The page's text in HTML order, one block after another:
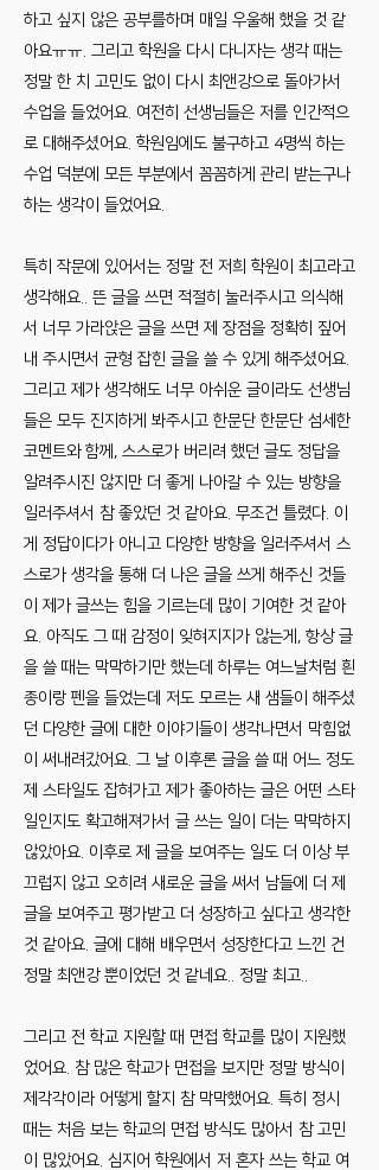
하고 싶지 않은 공부를하며 매일 우울해 했을 것 같
아요ㅠㅠ. 그리고 학원을 다시 다니자는 생각 때는
정말 한 치 고민도 없이 다시 최앤강으로 돌아가서
수업을 들었어요. 여전히 선생님들은 저를 인간적으
로 대해주셨어요. 학원임에도 불구하고 4명씩 하는
수업 덕분에 모든 부분에서 꼼꼼하게 관리 받는구나
하는 생각이 들었어요.
특히 작문에 있어서는 정말 전 저희 학원이 최고라고
생각해요.. 뜬 글을 쓰면 적절히 눌러주시고 의식해
서 너무 가라앉은 글을 쓰면 제 장점을 정확히 짚어
내 주시면서 균형 잡힌 글을 쓸 수 있게 해주셨어요.
그리고 제가 생각해도 너무 아쉬운 글이라도 선생님
들은 모두 진지하게 봐주시고 한문단 한문단 섬세한
코멘트와 함께, 스스로가 버리려 했던 글도 정답을
알려주시진 않지만 더 좋게 나아갈 수 있는 방향을
일러주셔서 참 좋았던 것 같아요. 무조건 틀렸다. 이
게 정답이다가 아니고 다양한 방향을 일러주셔서 스
스로가 생각을 통해 더 나은 글을 쓰게 해주신 것들
이 제가 글쓰는 힘을 기르는데 많이 기여한 것 같아
요. 아직도 그 때 감정이 잊혀지지가 않는게, 항상 글
을 쓸 때는 막막하기만 했는데 하루는 여느날처럼 흰
종이랑 펜을 들었는데 저도 모르는 새 샘들이 해주셨
던 다양한 글에 대한 이야기들이 생각나면서 막힘없
이 써내려갔어요. 그 날 이후론 글을 쓸 때 어느 정도
제 스타일도 잡혀가고 제가 좋아하는 글은 어떤 스타
일인지도 확고해져가서 글 쓰는 일이 더는 막막하지
않았아요. 이후로 제 글을 보여주는 일도 더 이상 부
끄럽지 않고 오히려 새로운 글을 써서 남들에 더 제
글을 보여주고 평가받고 더 성장하고 싶다고 생각한
것 같아요. 글에 대해 배우면서 성장한다고 느낀 건
정말 최앤강 뿐이었던 것 같네요.. 정말 최고..
그리고 전 학교 지원할 때 면접 학교를 많이 지원했
었어요. 참 많은 학교가 면접을 보지만 정말 방식이
제각각이라 어떻게 할지 참 막막했어요. 특히 정시
때는 처음 보는 학교의 면접 방식도 많아서 참 고민
이 많았어요. 심지어 학원에서 저 혼자 쓰는 학교 여